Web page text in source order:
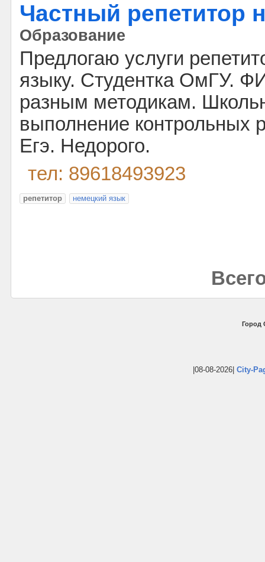
Частный репетитор
Образование
Предлогаю услуги
языку. Студентка ОмГУ.
разным методикам.
выполнение контрольных
Егэ. Недорого.
тел: 89618493923
репетитор немецкий язык
Город
|08-08-2026| City-